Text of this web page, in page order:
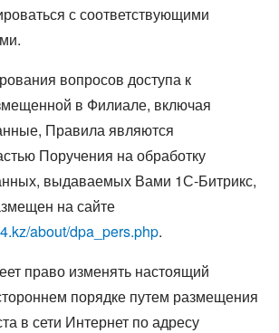
с соответствующими
вопросов доступа к
в Филиале, включая
Правила являются
Поручения на обработку
выдаваемых Вами 1С-Битрикс,
на сайте
about/dpa_pers.php.
право изменять настоящий
порядке путем размещения
в сети Интернет по адресу